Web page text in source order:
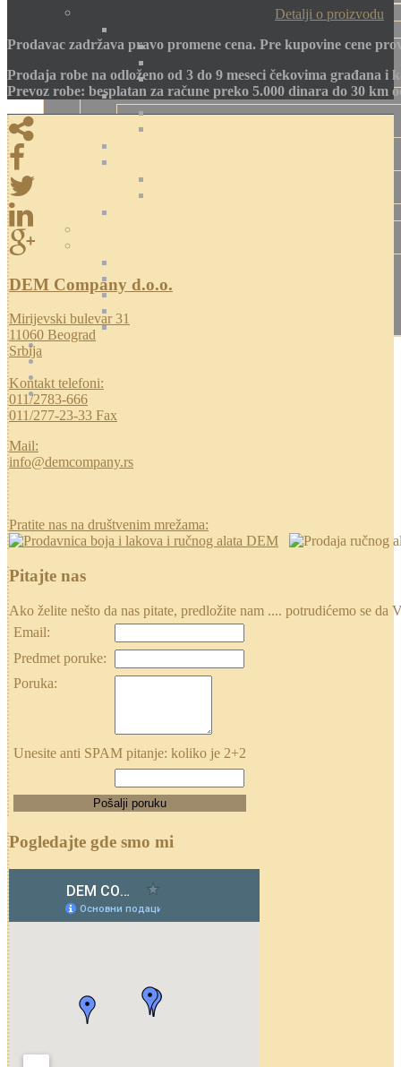
Detalji o proizvodu
Prodavac zadržava pravo promene cena. Pre kupovine cene
Prodaja robe na odloženo od 3 do 9 meseci čekovima građana i
Prevoz robe: besplatan za račune preko 5.000 dinara do 30 km
DEM Company d.o.o.
Mirijevski bulevar 31
11060 Beograd
Srbija
Kontakt telefoni:
011/2783-666
011/277-23-33 Fax
Mail:
info@demcompany.rs
Pratite nas na društvenim mrežama:
Pitajte nas
Ako želite nešto da nas pitate, predložite nam .... potrudićemo se
Email:
Predmet poruke:
Poruka:
Unesite anti SPAM pitanje: koliko je 2+2
Pogledajte gde smo mi